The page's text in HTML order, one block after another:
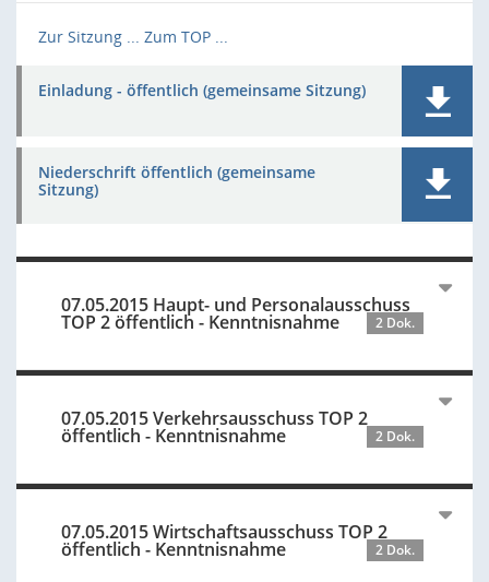
Zur Sitzung ... Zum TOP ...
Einladung - öffentlich (gemeinsame Sitzung)
Niederschrift öffentlich (gemeinsame
Sitzung)
07.05.2015 Haupt- und Personalausschuss
TOP 2 öffentlich - Kenntnisnahme 2 Dok.
07.05.2015 Verkehrsausschuss TOP 2
öffentlich - Kenntnisnahme 2 Dok.
07.05.2015 Wirtschaftsausschuss TOP 2
öffentlich - Kenntnisnahme 2 Dok.